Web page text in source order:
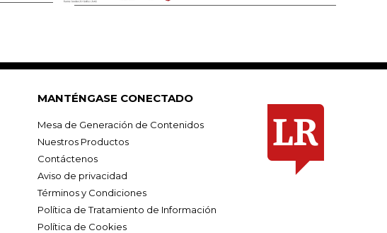
MANTÉNGASE CONECTADO
Mesa de Generación de Contenidos
Nuestros Productos
Contáctenos
Aviso de privacidad
Términos y Condiciones
Política de Tratamiento de Información
Política de Cookies